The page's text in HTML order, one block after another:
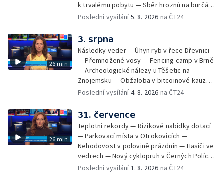
k trvalému pobytu — Sběr hroznů na burčák
— Dokončení oprav vedení — Skončil termín
vody v obcích — Vyschlá koryta potoků —
Sdílení strážníků na Brněnsku
Poslední vysílání5. 8. 2026 na ČT24
26 min
3. srpna
Následky veder — Úhyn ryb v řece Dřevnici
— Přemnožené vosy — Fencing camp v Brně
— Archeologické nálezy u Těšetic na
Znojemsku — Obžaloba v bitcoinové kauze
— Přestavba silnice přes Bzenec na
Zašové — Letní opravy divadel — Český hlas
ve vesmíru
Poslední vysílání4. 8. 2026 na ČT24
26 min
31. července
Teplotní rekordy — Rizikové nabídky dotací
— Parkovací místa v Otrokovicích —
Nehodovost v polovině prázdnin — Hasiči ve
vedrech — Nový cyklopruh v Černých Polích
— Květinová výstava ve Věžkách
Poslední vysílání1. 8. 2026 na ČT24